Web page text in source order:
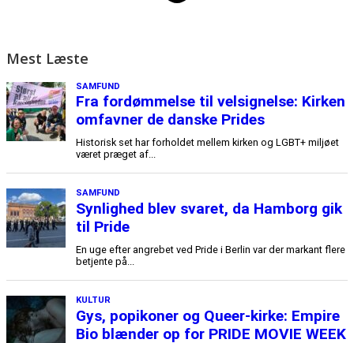
Mest Læste